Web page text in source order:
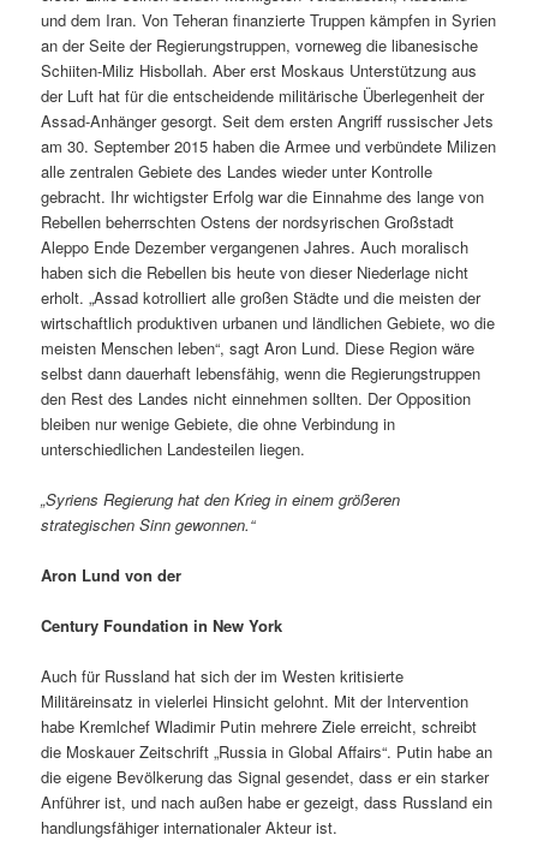
und dem Iran. Von Teheran finanzierte Truppen kämpfen in Syrien
an der Seite der Regierungstruppen, vorneweg die libanesische
Schiiten-Miliz Hisbollah. Aber erst Moskaus Unterstützung aus
der Luft hat für die entscheidende militärische Überlegenheit der
Assad-Anhänger gesorgt. Seit dem ersten Angriff russischer Jets
am 30. September 2015 haben die Armee und verbündete Milizen
alle zentralen Gebiete des Landes wieder unter Kontrolle
gebracht. Ihr wichtigster Erfolg war die Einnahme des lange von
Rebellen beherrschten Ostens der nordsyrischen Großstadt
Aleppo Ende Dezember vergangenen Jahres. Auch moralisch
haben sich die Rebellen bis heute von dieser Niederlage nicht
erholt. „Assad kotrolliert alle großen Städte und die meisten der
wirtschaftlich produktiven urbanen und ländlichen Gebiete, wo die
meisten Menschen leben“, sagt Aron Lund. Diese Region wäre
selbst dann dauerhaft lebensfähig, wenn die Regierungstruppen
den Rest des Landes nicht einnehmen sollten. Der Opposition
bleiben nur wenige Gebiete, die ohne Verbindung in
unterschiedlichen Landesteilen liegen.
„Syriens Regierung hat den Krieg in einem größeren
strategischen Sinn gewonnen.“
Aron Lund von der
Century Foundation in New York
Auch für Russland hat sich der im Westen kritisierte
Militäreinsatz in vielerlei Hinsicht gelohnt. Mit der Intervention
habe Kremlchef Wladimir Putin mehrere Ziele erreicht, schreibt
die Moskauer Zeitschrift „Russia in Global Affairs“. Putin habe an
die eigene Bevölkerung das Signal gesendet, dass er ein starker
Anführer ist, und nach außen habe er gezeigt, dass Russland ein
handlungsfähiger internationaler Akteur ist.